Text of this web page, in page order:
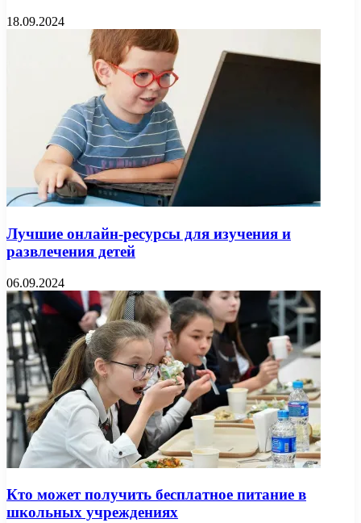
18.09.2024
Лучшие онлайн-ресурсы для изучения и
развлечения детей
06.09.2024
Кто может получить бесплатное питание в
школьных учреждениях